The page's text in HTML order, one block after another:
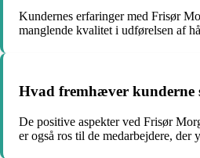
Kundernes erfaringer med Frisør
manglende kvalitet i udførelsen af
Hvad fremhæver kunderne
De positive aspekter ved Frisør
er også ros til de medarbejdere, der